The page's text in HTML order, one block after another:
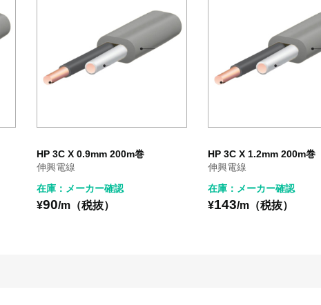
HP 3C X 0.9mm 200m巻
伸興電線
在庫：メーカー確認
¥90/m（税抜）
HP 3C X 1.2mm 200m巻
伸興電線
在庫：メーカー確認
¥143/m（税抜）